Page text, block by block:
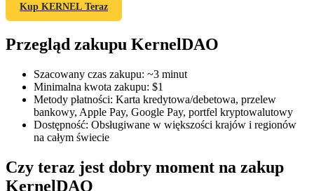
Kontrakty terminowe COIN-M
TradFi
Instrumenty pochodne na akcje, forex, metale szlachetne i
Kup KERNEL Teraz
Przegląd zakupu KernelDAO
Szacowany czas zakupu: ~3 minut
Minimalna kwota zakupu: $1
Metody płatności: Karta kredytowa/debetowa, przelew
bankowy, Apple Pay, Google Pay, portfel kryptowalutowy
Dostępność: Obsługiwane w większości krajów i regionów
na całym świecie
Czy teraz jest dobry moment na zakup
KernelDAO